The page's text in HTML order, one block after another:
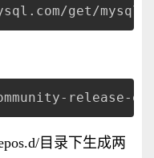
get/
release-
目录下生成两